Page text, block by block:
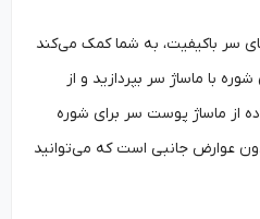
سر باکیفیت، به شما کمک می‌کند
ماساژ سر بپردازید و از
ماساژ پوست سر برای شوره
جانبی است که می‌توانید